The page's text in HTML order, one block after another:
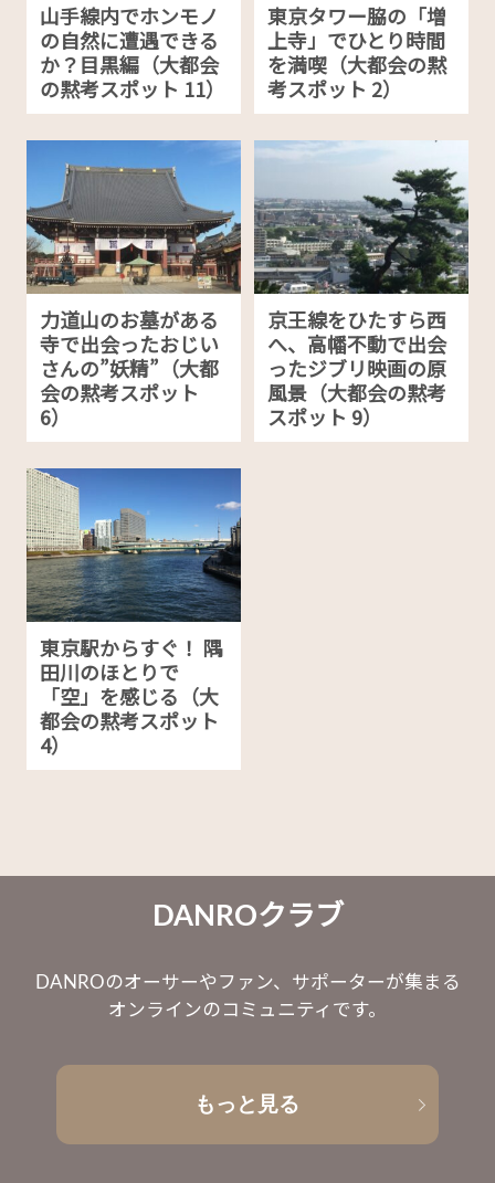
山手線内でホンモノ
の自然に遭遇できる
か？目黒編（大都会
の黙考スポット 11）
東京タワー脇の「増
上寺」でひとり時間
を満喫（大都会の黙
考スポット 2）
力道山のお墓がある
寺で出会ったおじい
さんの”妖精”（大都
会の黙考スポット
6）
京王線をひたすら西
へ、高幡不動で出会
ったジブリ映画の原
風景（大都会の黙考
スポット 9）
東京駅からすぐ！ 隅
田川のほとりで
「空」を感じる（大
都会の黙考スポット
4）
DANROクラブ
DANROのオーサーやファン、サポーターが集まる
オンラインのコミュニティです。
もっと見る